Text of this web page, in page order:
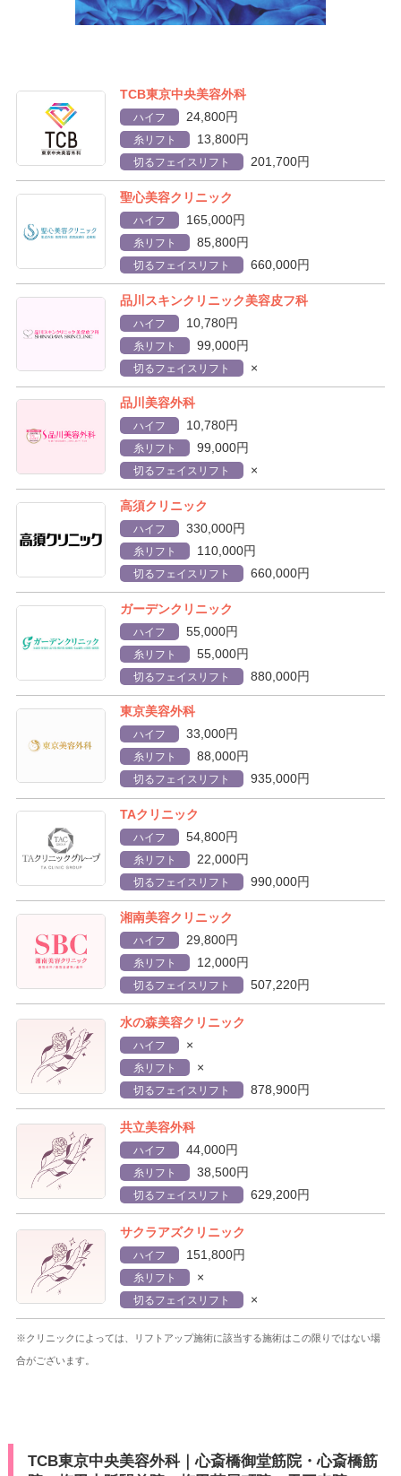
TCB東京中央美容外科
ハイフ 24,800円
糸リフト 13,800円
切るフェイスリフト 201,700円
聖心美容クリニック
ハイフ 165,000円
糸リフト 85,800円
切るフェイスリフト 660,000円
品川スキンクリニック美容皮フ科
ハイフ 10,780円
糸リフト 99,000円
切るフェイスリフト ×
品川美容外科
ハイフ 10,780円
糸リフト 99,000円
切るフェイスリフト ×
高須クリニック
ハイフ 330,000円
糸リフト 110,000円
切るフェイスリフト 660,000円
ガーデンクリニック
ハイフ 55,000円
糸リフト 55,000円
切るフェイスリフト 880,000円
東京美容外科
ハイフ 33,000円
糸リフト 88,000円
切るフェイスリフト 935,000円
TAクリニック
ハイフ 54,800円
糸リフト 22,000円
切るフェイスリフト 990,000円
湘南美容クリニック
ハイフ 29,800円
糸リフト 12,000円
切るフェイスリフト 507,220円
水の森美容クリニック
ハイフ ×
糸リフト ×
切るフェイスリフト 878,900円
共立美容外科
ハイフ 44,000円
糸リフト 38,500円
切るフェイスリフト 629,200円
サクラアズクリニック
ハイフ 151,800円
糸リフト ×
切るフェイスリフト ×
※クリニックによっては、リフトアップ施術に該当する施術はこの限りではない場
合がございます。
TCB東京中央美容外科｜心斎橋御堂筋院・心斎橋筋